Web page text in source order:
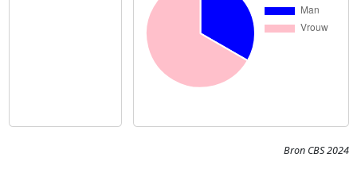
Bron CBS 2024